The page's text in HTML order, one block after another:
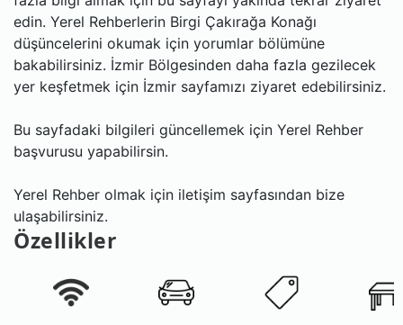
edin. Yerel Rehberlerin Birgi Çakırağa Konağı
düşüncelerini okumak için yorumlar bölümüne
bakabilirsiniz. İzmir Bölgesinden daha fazla gezilecek
yer keşfetmek için İzmir sayfamızı ziyaret edebilirsiniz.
Bu sayfadaki bilgileri güncellemek için Yerel Rehber
başvurusu yapabilirsin.
Yerel Rehber olmak için iletişim sayfasından bize
ulaşabilirsiniz.
Özellikler